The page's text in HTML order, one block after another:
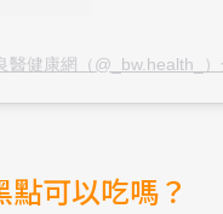
醫健康網（@_bw.health_）
點可以吃嗎？